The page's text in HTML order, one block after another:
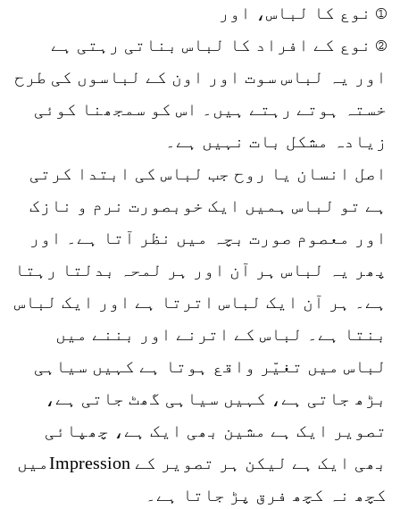
① نوع کا لباس، اور
② نوع کے افراد کا لباس بناتی رہتی ہے
اور یہ لباس سوت اور اون کے لباسوں کی طرح
خستہ ہوتے رہتے ہیں۔ اس کو سمجھنا کوئی
زیادہ مشکل بات نہیں ہے۔
اصل انسان یا روح جب لباس کی ابتدا کرتی
ہے تو لباس ہمیں ایک خوبصورت نرم و نازک
اور معصوم صورت بچہ میں نظر آتا ہے۔ اور
پھر یہ لباس ہر آن اور ہر لمحہ بدلتا رہتا
ہے۔ ہر آن ایک لباس اترتا ہے اور ایک لباس
بنتا ہے۔ لباس کے اترنے اور بننے میں
لباس میں تغیّر واقع ہوتا ہے کہیں سیاہی
بڑھ جاتی ہے، کہیں سیاہی گھٹ جاتی ہے،
تصویر ایک ہے مشین بھی ایک ہے، چھپائی
بھی ایک ہے لیکن ہر تصویر کے Impressionمیں
کچھ نہ کچھ فرق پڑ جاتا ہے۔